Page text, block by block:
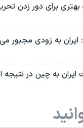
بهتری برای دور زدن
به زودی مجبور
به چین در نتیجه